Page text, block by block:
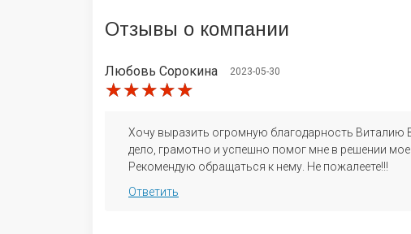
Отзывы о компании
Любовь Сорокина 2023-05-30
★★★★★
★★★★★
★★★★★
Хочу выразить огромную благодарность Виталию
дело, грамотно и успешно помог мне в решении
Рекомендую обращаться к нему. Не пожалеете!!!
Ответить